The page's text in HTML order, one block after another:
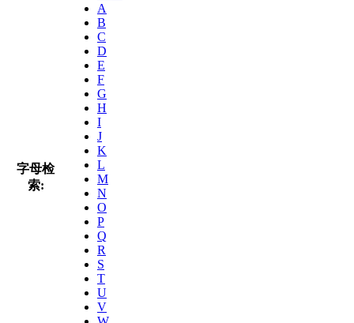
字母检
索:
A
B
C
D
E
F
G
H
I
J
K
L
M
N
O
P
Q
R
S
T
U
V